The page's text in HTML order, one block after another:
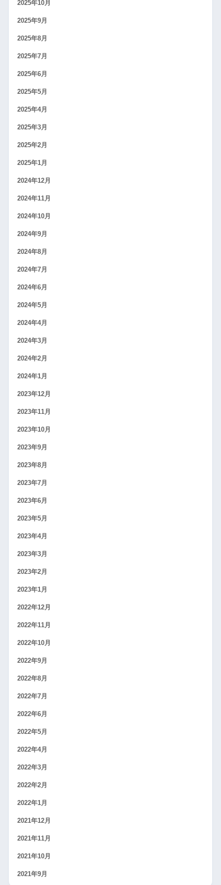
2025年10月
2025年9月
2025年8月
2025年7月
2025年6月
2025年5月
2025年4月
2025年3月
2025年2月
2025年1月
2024年12月
2024年11月
2024年10月
2024年9月
2024年8月
2024年7月
2024年6月
2024年5月
2024年4月
2024年3月
2024年2月
2024年1月
2023年12月
2023年11月
2023年10月
2023年9月
2023年8月
2023年7月
2023年6月
2023年5月
2023年4月
2023年3月
2023年2月
2023年1月
2022年12月
2022年11月
2022年10月
2022年9月
2022年8月
2022年7月
2022年6月
2022年5月
2022年4月
2022年3月
2022年2月
2022年1月
2021年12月
2021年11月
2021年10月
2021年9月